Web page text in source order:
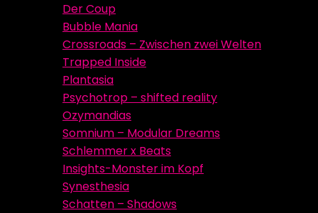
Der Coup
Bubble Mania
Crossroads – Zwischen zwei Welten
Trapped Inside
Plantasia
Psychotrop – shifted reality
Ozymandias
Somnium – Modular Dreams
Schlemmer x Beats
Insights-Monster im Kopf
Synesthesia
Schatten – Shadows